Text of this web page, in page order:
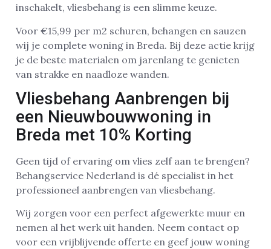
inschakelt, vliesbehang is een slimme keuze.
Voor €15,99 per m2 schuren, behangen en sauzen
wij je complete woning in Breda. Bij deze actie krijg
je de beste materialen om jarenlang te genieten
van strakke en naadloze wanden.
Vliesbehang Aanbrengen bij
een Nieuwbouwwoning in
Breda met 10% Korting
Geen tijd of ervaring om vlies zelf aan te brengen?
Behangservice Nederland is dé specialist in het
professioneel aanbrengen van vliesbehang.
Wij zorgen voor een perfect afgewerkte muur en
nemen al het werk uit handen. Neem contact op
voor een vrijblijvende offerte en geef jouw woning